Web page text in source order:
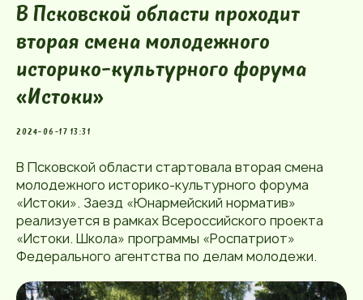
В Псковской области проходит
вторая смена молодежного
историко-культурного форума
«Истоки»
2024-06-17 13:31
В Псковской области стартовала вторая смена
молодежного историко-культурного форума
«Истоки». Заезд «Юнармейский норматив»
реализуется в рамках Всероссийского проекта
«Истоки. Школа» программы «Роспатриот»
Федерального агентства по делам молодежи.